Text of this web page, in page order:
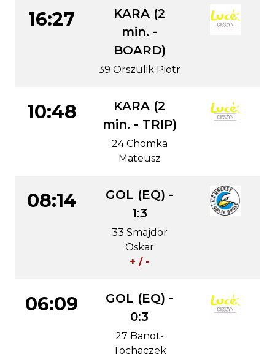
16:27
KARA (2
min. -
BOARD)
39 Orszulik Piotr
10:48
KARA (2
min. - TRIP)
24 Chomka
Mateusz
08:14
GOL (EQ) -
1:3
33 Smajdor
Oskar
+ / -
06:09
GOL (EQ) -
0:3
27 Banot-
Tochaczek